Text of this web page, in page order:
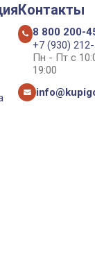
Контакты
8 800 200-
+7 (930)
Пн - Пт с
19:00